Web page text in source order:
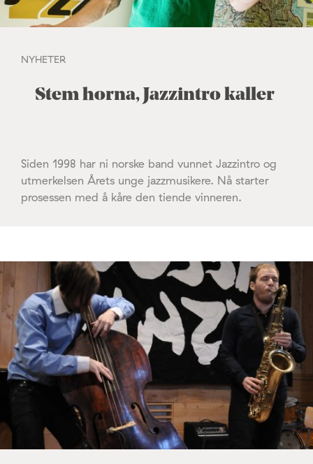
NYHETER
Stem horna, Jazzintro kaller
Siden 1998 har ni norske band vunnet Jazzintro og
utmerkelsen Årets unge jazzmusikere. Nå starter
prosessen med å kåre den tiende vinneren.